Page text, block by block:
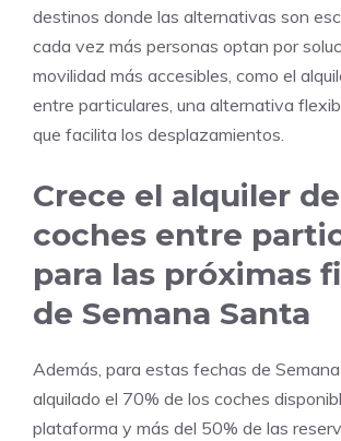
destinos donde las alternativas son
cada vez más personas optan por
movilidad más accesibles, como el
entre particulares, una alternativa
que facilita los desplazamientos.
Crece el alquiler de
coches entre
para las próximas
de Semana Santa
Además, para estas fechas de
alquilado el 70% de los coches
plataforma y más del 50% de las